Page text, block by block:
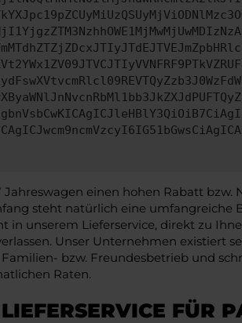
einen hohen Rabatt
steht natürlich eine umfangreiche
unserem Lieferservice, direkt zu
Unser Unternehmen existiert
bzw. Freundesbetrieb und
Raten.
FÜR